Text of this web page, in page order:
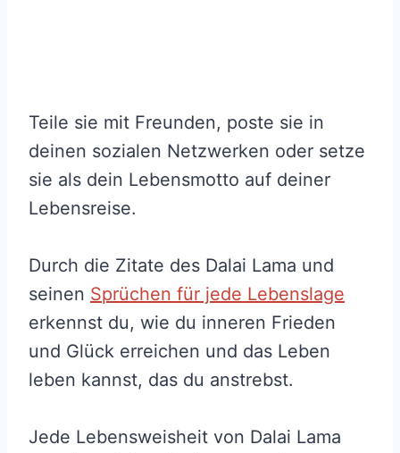
Teile sie mit Freunden, poste sie in
deinen sozialen Netzwerken oder setze
sie als dein Lebensmotto auf deiner
Lebensreise.
Durch die Zitate des Dalai Lama und
seinen Sprüchen für jede Lebenslage
erkennst du, wie du inneren Frieden
und Glück erreichen und das Leben
leben kannst, das du anstrebst.
Jede Lebensweisheit von Dalai Lama